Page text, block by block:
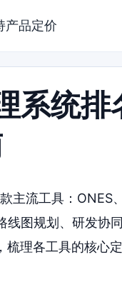
产品定价
系统排
主流工具：ONES
图规划、研发协
理各工具的核心